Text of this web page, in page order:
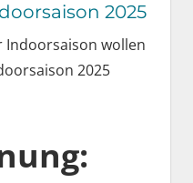
2025
wollen
2025